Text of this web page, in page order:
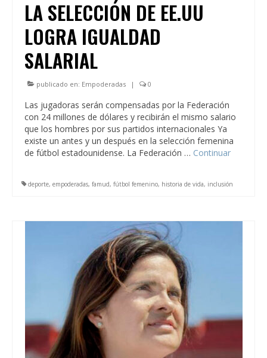
LA SELECCIÓN DE EE.UU
LOGRA IGUALDAD
SALARIAL
publicado en: Empoderadas | 0
Las jugadoras serán compensadas por la Federación
con 24 millones de dólares y recibirán el mismo salario
que los hombres por sus partidos internacionales Ya
existe un antes y un después en la selección femenina
de fútbol estadounidense. La Federación … Continuar
deporte, empoderadas, famud, fútbol femenino, historia de vida, inclusión